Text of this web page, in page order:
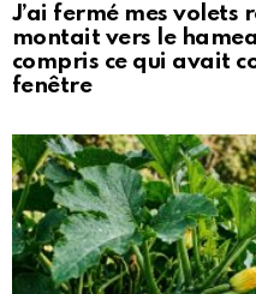
J’ai fermé mes volets
montait vers le
compris ce qui avait
fenêtre